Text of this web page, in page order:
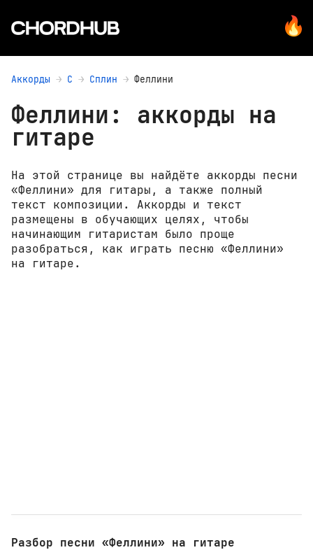
Аккорды С Сплин Феллини
Феллини: аккорды на
гитаре
На этой странице вы найдёте аккорды песни
«Феллини» для гитары, а также полный
текст композиции. Аккорды и текст
размещены в обучающих целях, чтобы
начинающим гитаристам было проще
разобраться, как играть песню «Феллини»
на гитаре.
Разбор песни «Феллини» на гитаре